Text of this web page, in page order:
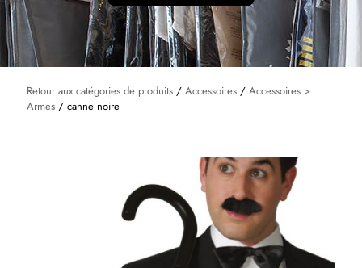
Retour aux catégories de produits / Accessoires / Accessoires >
Armes / canne noire